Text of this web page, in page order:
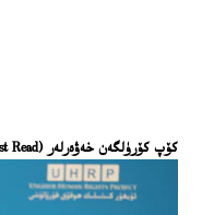
كۆپ كۆرۈلگەن خەۋەرلەر (Most Read)